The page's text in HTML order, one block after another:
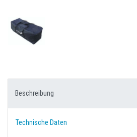
Beschreibung
Technische Daten